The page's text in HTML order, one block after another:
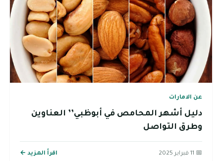
عن الامارات
دليل أشهر المحامص في أبوظبي’’ العناوين
وطرق التواصل
📅 11 فبراير 2025 اقرأ المزيد ←